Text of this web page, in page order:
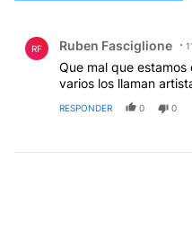
RF Ruben Fasciglione
Que mal que
varios los llaman
RESPONDER 0 0